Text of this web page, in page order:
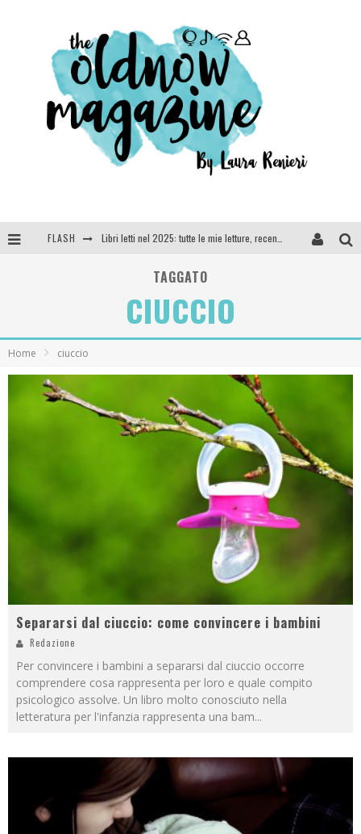
FLASH
SEE YOU AT 5 | Chanel
Anya Taylor-Joy, Jisoo e Willow Smith protagoniste della nuova campagna Dior Addict
TAGGATO
CIUCCIO
Home ciuccio
Separarsi dal ciuccio: come convincere i bambini
Redazione
Per convincere i bambini a separarsi dal ciuccio occorre
comprendere cosa rappresenta per loro e quale compito
psicologico assolve. Un libro molto conosciuto nella
letteratura per l'infanzia rappresenta una bam...